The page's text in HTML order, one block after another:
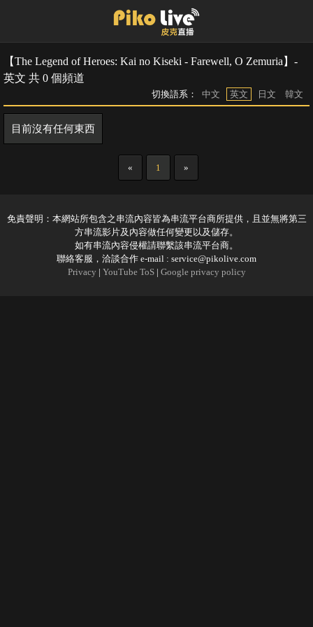
【The Legend of Heroes: Kai no Kiseki - Farewell, O Zemuria】-
英文 共 0 個頻道
切換語系： 中文 英文 日文 韓文
目前沒有任何東西
« 1 »
免責聲明：本網站所包含之串流內容皆為串流平台商所提供，且並無將第三
方串流影片及內容做任何變更以及儲存。
如有串流內容侵權請聯繫該串流平台商。
聯絡客服，洽談合作 e-mail : service@pikolive.com
Privacy | YouTube ToS| Google privacy policy